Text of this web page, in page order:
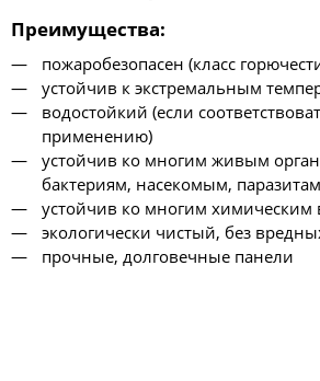
Преимущества:
пожаробезопасен (класс
устойчив к экстремальным
водостойкий (если
применению)
устойчив ко многим живым
бактериям, насекомым,
устойчив ко многим химическим
экологически чистый, без
прочные, долговечные панели